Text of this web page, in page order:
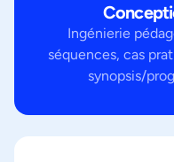
Ingénierie
séquences, cas
synopsis/